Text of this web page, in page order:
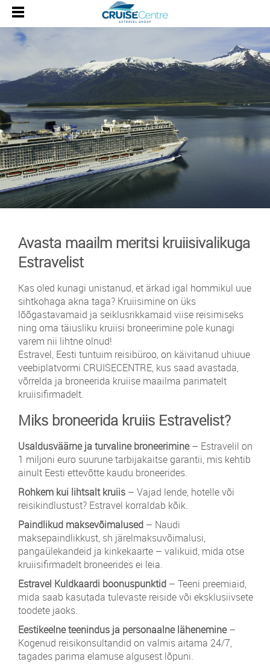
Avasta maailm meritsi kruiisivalikuga
Estravelist
Kas oled kunagi unistanud, et ärkad igal hommikul uue
sihtkohaga akna taga? Kruiisimine on üks
lõõgastavamaid ja seiklusrikkamaid viise reisimiseks
ning oma täiusliku kruiisi broneerimine pole kunagi
varem nii lihtne olnud!
Estravel, Eesti tuntuim reisibüroo, on käivitanud uhiuue
veebiplatvormi CRUISECENTRE, kus saad avastada,
võrrelda ja broneerida kruiise maailma parimatelt
kruiisifirmadelt.
Miks broneerida kruiis Estravelist?
Usaldusväärne ja turvaline broneerimine– Estravelil on
1 miljoni euro suurune tarbijakaitse garantii, mis kehtib
ainult Eesti ettevõtte kaudu broneerides.
Rohkem kui lihtsalt kruiis – Vajad lende, hotelle või
reisikindlustust? Estravel korraldab kõik.
Paindlikud maksevõimalused – Naudi
maksepaindlikkust, sh järelmaksuvõimalusi,
pangaülekandeid ja kinkekaarte – valikuid, mida otse
kruiisifirmadelt broneerides ei leia.
Estravel Kuldkaardi boonuspunktid – Teeni preemiaid,
mida saab kasutada tulevaste reiside või eksklusiivsete
toodete jaoks.
Eestikeelne teenindus ja personaalne lähenemine–
Kogenud reisikonsultandid on valmis aitama 24/7,
tagades parima elamuse algusest lõpuni.